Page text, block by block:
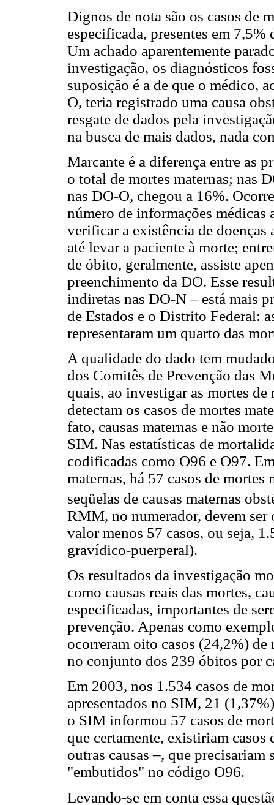
Dignos de nota são os casos de
especificada, presentes em
Um achado aparentemente
investigação, os diagnósticos
suposição é a de que o médico,
O, teria registrado uma causa
resgate de dados pela
na busca de mais dados, nada
Marcante é a diferença entre as
o total de mortes maternas; nas
nas DO-O, chegou a 16%.
número de informações médicas
verificar a existência de doenças
até levar a paciente à morte;
de óbito, geralmente, assiste
preenchimento da DO. Esse
indiretas nas DO-N – está mais
de Estados e o Distrito Federal:
representaram um quarto das
A qualidade do dado tem
dos Comitês de Prevenção das
quais, ao investigar as mortes
detectam os casos de mortes
fato, causas maternas e não
SIM. Nas estatísticas de
codificadas como O96 e O97.
maternas, há 57 casos de mortes
seqüelas de causas maternas
RMM, no numerador, devem ser
valor menos 57 casos, ou seja,
gravídico-puerperal).
Os resultados da investigação
como causas reais das mortes,
especificadas, importantes de
prevenção. Apenas como
ocorreram oito casos (24,2%)
no conjunto dos 239 óbitos por
Em 2003, nos 1.534 casos de
apresentados no SIM, 21
o SIM informou 57 casos de
que certamente, existiriam
outras causas –, que
"embutidos" no código O96.
Levando-se em conta essa